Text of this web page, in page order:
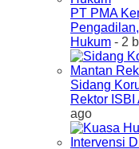
PT PMA
Hukum - 2
Sidang
Rektor
ago